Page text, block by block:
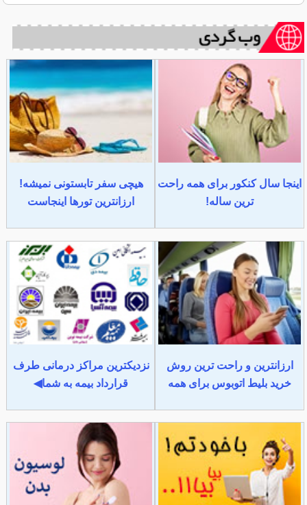
اینجا سال کنکور برای همه راحت
ترین ساله!
هیچی سفر تابستونی نمیشه!
ارزانترین تورها اینجاست
ارزانترین و راحت ترین روش
خرید بلیط اتوبوس برای همه
نزدیکترین مراکز درمانی طرف
قرارداد بیمه به شما◀